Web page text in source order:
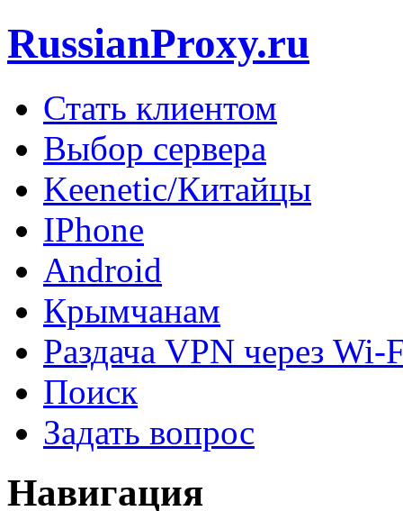
RussianProxy.ru
Стать клиентом
Выбор сервера
Keenetic/Китайцы
IPhone
Android
Крымчанам
Раздача VPN через Wi-
Поиск
Задать вопрос
Навигация